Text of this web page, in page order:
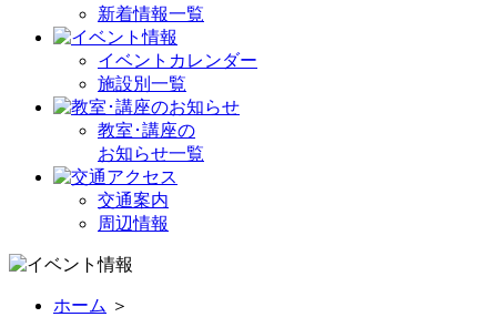
新着情報一覧
イベントカレンダー
施設別一覧
教室･講座の
お知らせ一覧
交通案内
周辺情報
ホーム ＞